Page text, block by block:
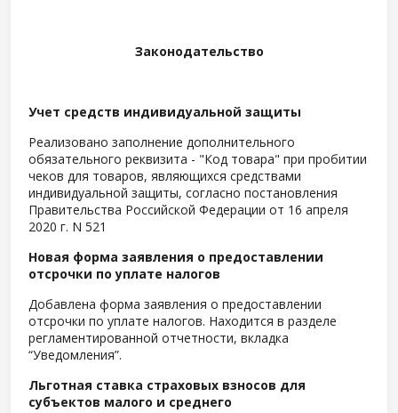
Законодательство
Учет средств индивидуальной защиты
Реализовано заполнение дополнительного
обязательного реквизита - "Код товара" при пробитии
чеков для товаров, являющихся средствами
индивидуальной защиты, согласно постановления
Правительства Российской Федерации от 16 апреля
2020 г. N 521
Новая форма заявления о предоставлении
отсрочки по уплате налогов
Добавлена форма заявления о предоставлении
отсрочки по уплате налогов. Находится в разделе
регламентированной отчетности, вкладка
“Уведомления”.
Льготная ставка страховых взносов для
субъектов малого и среднего